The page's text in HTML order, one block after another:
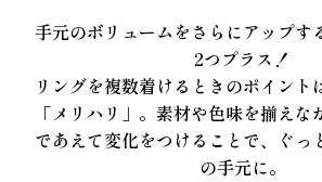
手元のボリュームをさらにアップす
2つプラス！
リングを複数着けるときのポイント
「メリハリ」。素材や色味を揃えな
であえて変化をつけることで、ぐっ
の手元に。